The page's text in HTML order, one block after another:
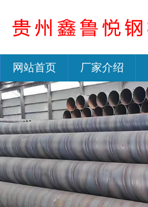
网站首页 厂家介绍